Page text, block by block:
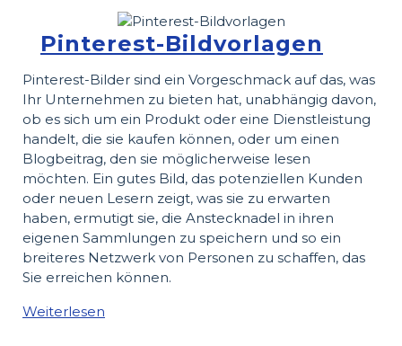
Pinterest-Bildvorlagen
Pinterest-Bilder sind ein Vorgeschmack auf das, was
Ihr Unternehmen zu bieten hat, unabhängig davon,
ob es sich um ein Produkt oder eine Dienstleistung
handelt, die sie kaufen können, oder um einen
Blogbeitrag, den sie möglicherweise lesen
möchten. Ein gutes Bild, das potenziellen Kunden
oder neuen Lesern zeigt, was sie zu erwarten
haben, ermutigt sie, die Anstecknadel in ihren
eigenen Sammlungen zu speichern und so ein
breiteres Netzwerk von Personen zu schaffen, das
Sie erreichen können.
Weiterlesen